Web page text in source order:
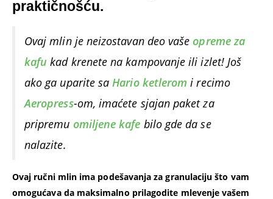
praktičnošću.
Ovaj mlin je neizostavan deo vaše opreme za
kafu kad krenete na kampovanje ili izlet! Još
ako ga uparite saHario ketlerom i recimo
Aeropress-om, imaćete sjajan paket za
pripremu omiljene kafe bilo gde da se
nalazite.
Ovaj ručni mlin ima podešavanja za granulaciju što vam
omogućava da maksimalno prilagodite mlevenje vašem